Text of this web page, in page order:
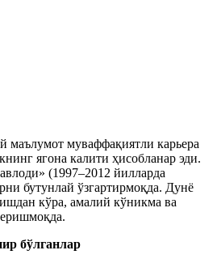
маълумот муваффақиятли карьера
ягона калити ҳисобланар эди.
(1997–2012 йилларда
бутунлай ўзгартирмоқда. Дунё
кўра, амалий кўникма ва
бўлганлар